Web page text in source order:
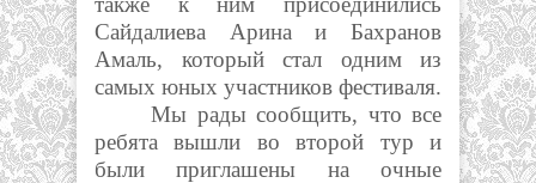
Сайдалиева Арина и Бахранов
Амаль, который стал одним из
самых юных участников фестиваля.
Мы рады сообщить, что все
ребята вышли во второй тур и
были приглашены на очные